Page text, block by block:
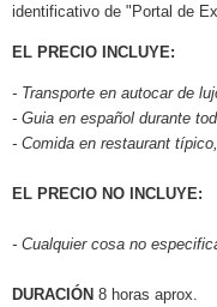
identificativo de "Portal de
EL PRECIO INCLUYE:
- Transporte en autocar de
- Guia en español durante
- Comida en restaurant
EL PRECIO NO INCLUYE:
- Cualquier cosa no
DURACIÓN 8 horas aprox.